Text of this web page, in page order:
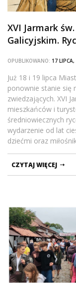
XVI Jarmark
Galicyjskim.
OPUBLIKOWANO: 17
Już 18 i 19 lipca
ponownie stanie się
zwiedzających. XVI
mieszkańców i
średniowiecznych
wydarzenie od lat
dziećmi oraz
CZYTAJ WIĘCEJ